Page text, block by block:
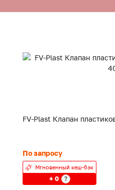
FV-Plast Клапан
По запросу
Мгновенный кеш-бэк
+ 0 ?